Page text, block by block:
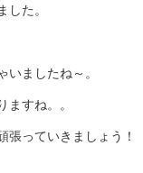
した。
いましたね～。
ますね。。
張っていきましょう！